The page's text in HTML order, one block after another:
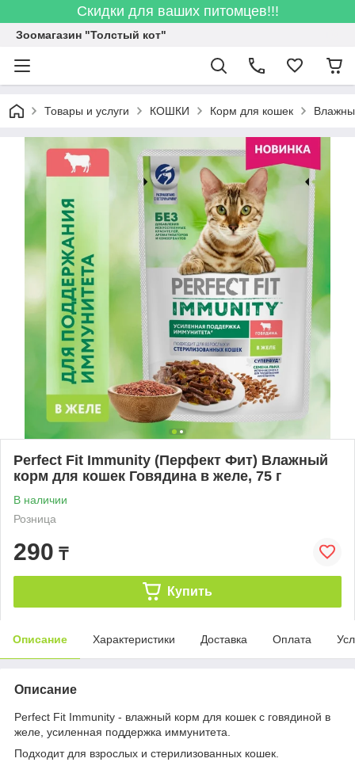
Скидки для ваших питомцев!!!
Зоомагазин "Толстый кот"
Товары и услуги КОШКИ Корм для кошек
Perfect Fit Immunity (Перфект Фит) Влажный
корм для кошек Говядина в желе, 75 г
В наличии
Розница
290 ₸
Купить
Описание Характеристики Доставка Оплата
Описание
Perfect Fit Immunity - влажный корм для кошек с говядиной в
желе, усиленная поддержка иммунитета.
Подходит для взрослых и стерилизованных кошек.